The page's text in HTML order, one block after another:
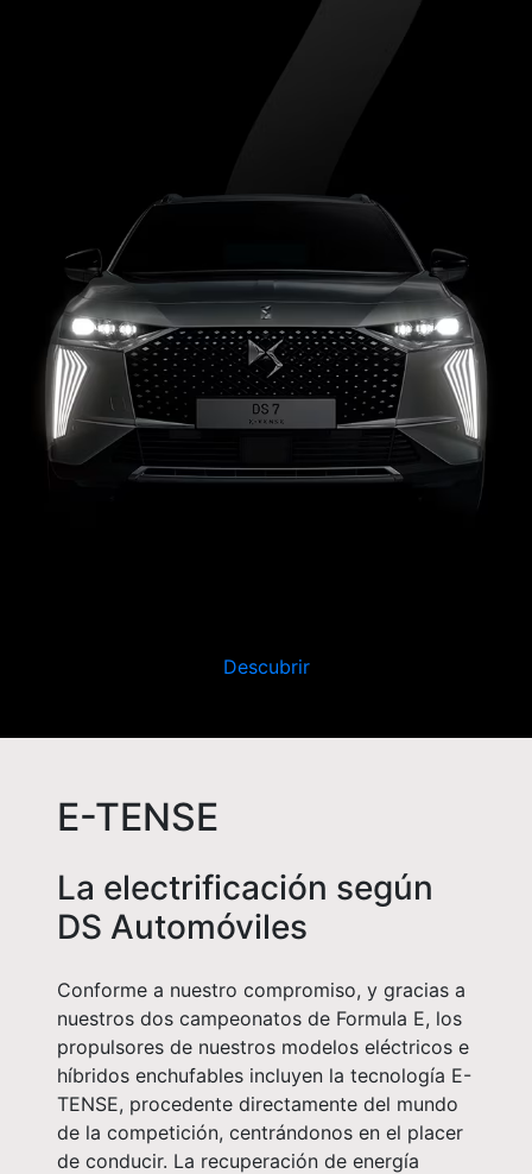
Descubrir
E-TENSE
La electrificación según
DS Automóviles
Conforme a nuestro compromiso, y gracias a
nuestros dos campeonatos de Formula E, los
propulsores de nuestros modelos eléctricos e
híbridos enchufables incluyen la tecnología E-
TENSE, procedente directamente del mundo
de la competición, centrándonos en el placer
de conducir. La recuperación de energía